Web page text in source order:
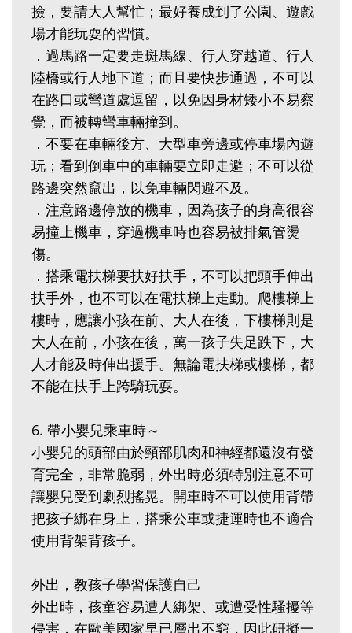
撿，要請大人幫忙；最好養成到了公園、遊戲
場才能玩耍的習慣。
．過馬路一定要走斑馬線、行人穿越道、行人
陸橋或行人地下道；而且要快步通過，不可以
在路口或彎道處逗留，以免因身材矮小不易察
覺，而被轉彎車輛撞到。
．不要在車輛後方、大型車旁邊或停車場內遊
玩；看到倒車中的車輛要立即走避；不可以從
路邊突然竄出，以免車輛閃避不及。
．注意路邊停放的機車，因為孩子的身高很容
易撞上機車，穿過機車時也容易被排氣管燙
傷。
．搭乘電扶梯要扶好扶手，不可以把頭手伸出
扶手外，也不可以在電扶梯上走動。爬樓梯上
樓時，應讓小孩在前、大人在後，下樓梯則是
大人在前，小孩在後，萬一孩子失足跌下，大
人才能及時伸出援手。無論電扶梯或樓梯，都
不能在扶手上跨騎玩耍。
6. 帶小嬰兒乘車時～
小嬰兒的頭部由於頸部肌肉和神經都還沒有發
育完全，非常脆弱，外出時必須特別注意不可
讓嬰兒受到劇烈搖晃。開車時不可以使用背帶
把孩子綁在身上，搭乘公車或捷運時也不適合
使用背架背孩子。
外出，教孩子學習保護自己
外出時，孩童容易遭人綁架、或遭受性騷擾等
侵害，在歐美國家早已層出不窮，因此研擬一